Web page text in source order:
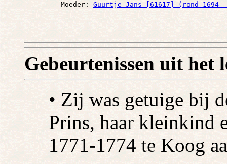
         Moeder:
Guurtje Jans [61617] (rond 1694-
Gebeurtenissen uit het
• Zij was getuige bij
Prins, haar kleinkind
1771-1774 te Koog